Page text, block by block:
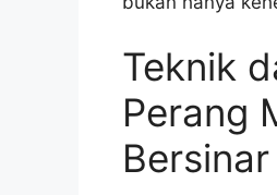
Teknik
Perang
Bersinar